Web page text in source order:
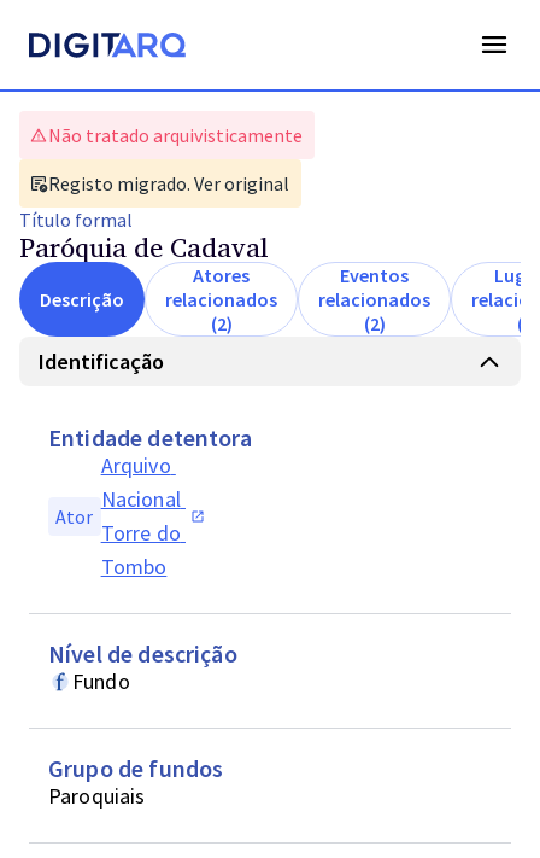
Não tratado arquivisticamente
Registo migrado. Ver original
Título formal
Paróquia de Cadaval
Descrição
Atores
relacionados
(2)
Eventos
relacionados
(2)
(1)
Identificação
Entidade detentora
Ator
Arquivo
Nacional
Torre do
Tombo
Nível de descrição
Fundo
Grupo de fundos
Paroquiais